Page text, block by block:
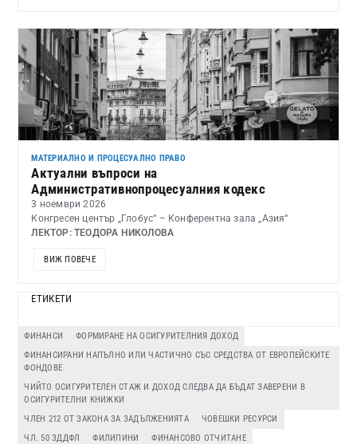
МАТЕРИАЛНО И ПРОЦЕСУАЛНО ПРАВО
Актуални въпроси на
Административнопроцесуалния кодекс
3 ноември 2026
Конгресен център „Глобус“ – Конферентна зала „Азия“
ЛЕКТОР: ТЕОДОРА НИКОЛОВА
ВИЖ ПОВЕЧЕ
ЕТИКЕТИ
ФИНАНСИ
ФОРМИРАНЕ НА ОСИГУРИТЕЛНИЯ ДОХОД
ФИНАНСИРАНИ НАПЪЛНО ИЛИ ЧАСТИЧНО СЪС СРЕДСТВА ОТ ЕВРОПЕЙСКИТЕ
ФОНДОВЕ
ЧИЙТО ОСИГУРИТЕЛЕН СТАЖ И ДОХОД СЛЕДВА ДА БЪДАТ ЗАВЕРЕНИ В
ОСИГУРИТЕЛНИ КНИЖКИ
ЧЛЕН 212 ОТ ЗАКОНА ЗА ЗАДЪЛЖЕНИЯТА
ЧОВЕШКИ РЕСУРСИ
ЧЛ. 50 ЗДДФЛ
ФИЛИПИНИ
ФИНАНСОВО ОТЧИТАНЕ